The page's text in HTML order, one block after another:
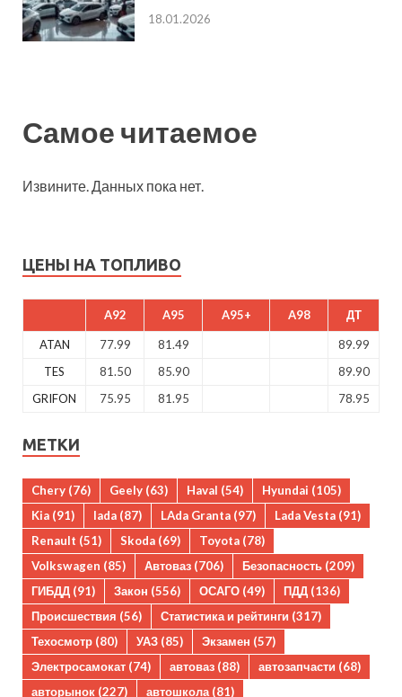
18.01.2026
Самое читаемое
Извините. Данных пока нет.
ЦЕНЫ НА ТОПЛИВО
A92 A95 A95+ A98 ДТ
ATAN 77.99 81.49
89.99
TES
81.50 85.90
89.90
GRIFON
75.95 81.95 78.95
МЕТКИ
Chery (76) Geely (63) Haval (54) Hyundai (105)
Kia (91) lada (87) LAda Granta (97) Lada Vesta (91)
Renault (51) Skoda (69) Toyota (78)
Volkswagen (85) Автоваз (706) Безопасность (209)
ГИБДД (91) Закон (556) ОСАГО (49) ПДД (136)
Происшествия (56) Статистика и рейтинги (317)
Техосмотр (80) УАЗ (85) Экзамен (57)
Электросамокат (74) автоваз (88) автозапчасти (68)
авторынок (227) автошкола(81)